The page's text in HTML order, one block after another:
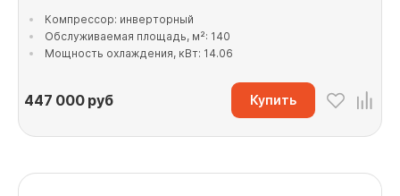
Компрессор: инверторный
Обслуживаемая площадь, м²: 140
Мощность охлаждения, кВт: 14.06
447 000руб Купить